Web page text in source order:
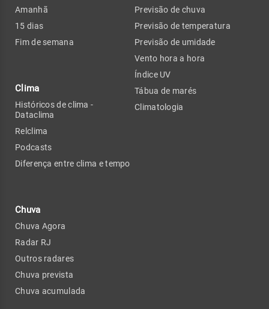
Amanhã
15 dias
Fim de semana
Clima
Históricos de clima -
Dataclima
Relclima
Podcasts
Diferença entre clima e tempo
Chuva
Chuva Agora
Radar RJ
Outros radares
Chuva prevista
Chuva acumulada
Previsão de chuva
Previsão de temperatura
Previsão de umidade
Vento hora a hora
Índice UV
Tábua de marés
Climatologia